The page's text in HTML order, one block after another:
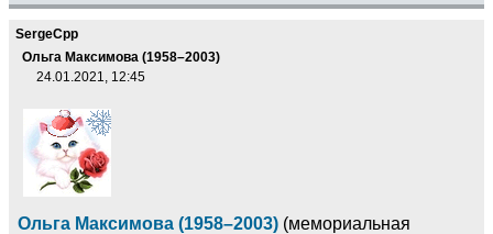
SergeCpp
Ольга Максимова (1958–2003)
24.01.2021, 12:45
Ольга Максимова (1958–2003) (мемориальная